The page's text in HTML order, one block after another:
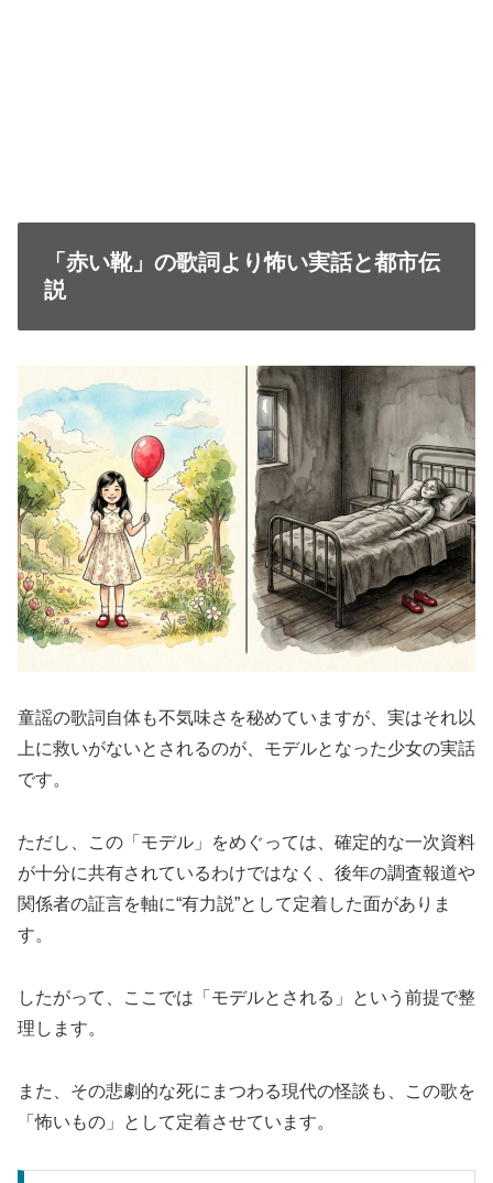
「赤い靴」の歌詞より怖い実話と都市伝
説
童謡の歌詞自体も不気味さを秘めていますが、実はそれ以
上に救いがないとされるのが、モデルとなった少女の実話
です。
ただし、この「モデル」をめぐっては、確定的な一次資料
が十分に共有されているわけではなく、後年の調査報道や
関係者の証言を軸に“有力説”として定着した面がありま
す。
したがって、ここでは「モデルとされる」という前提で整
理します。
また、その悲劇的な死にまつわる現代の怪談も、この歌を
「怖いもの」として定着させています。